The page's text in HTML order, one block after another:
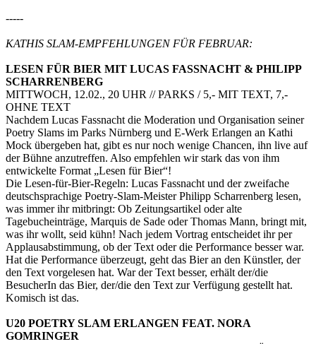
-----
KATHIS SLAM-EMPFEHLUNGEN FÜR FEBRUAR:
LESEN FÜR BIER MIT LUCAS FASSNACHT & PHILIPP
SCHARRENBERG
MITTWOCH, 12.02., 20 UHR // PARKS / 5,- MIT TEXT, 7,-
OHNE TEXT
Nachdem Lucas Fassnacht die Moderation und Organisation seiner
Poetry Slams im Parks Nürnberg und E-Werk Erlangen an Kathi
Mock übergeben hat, gibt es nur noch wenige Chancen, ihn live auf
der Bühne anzutreffen. Also empfehlen wir stark das von ihm
entwickelte Format „Lesen für Bier“!
Die Lesen-für-Bier-Regeln: Lucas Fassnacht und der zweifache
deutschsprachige Poetry-Slam-Meister Philipp Scharrenberg lesen,
was immer ihr mitbringt: Ob Zeitungsartikel oder alte
Tagebucheinträge, Marquis de Sade oder Thomas Mann, bringt mit,
was ihr wollt, seid kühn! Nach jedem Vortrag entscheidet ihr per
Applausabstimmung, ob der Text oder die Performance besser war.
Hat die Performance überzeugt, geht das Bier an den Künstler, der
den Text vorgelesen hat. War der Text besser, erhält der/die
BesucherIn das Bier, der/die den Text zur Verfügung gestellt hat.
Komisch ist das.
U20 POETRY SLAM ERLANGEN FEAT. NORA
GOMRINGER